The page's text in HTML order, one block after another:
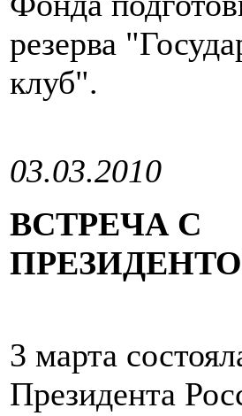
резерва
клуб".
03.03.2010
ВСТРЕЧА С
3 марта
Президента